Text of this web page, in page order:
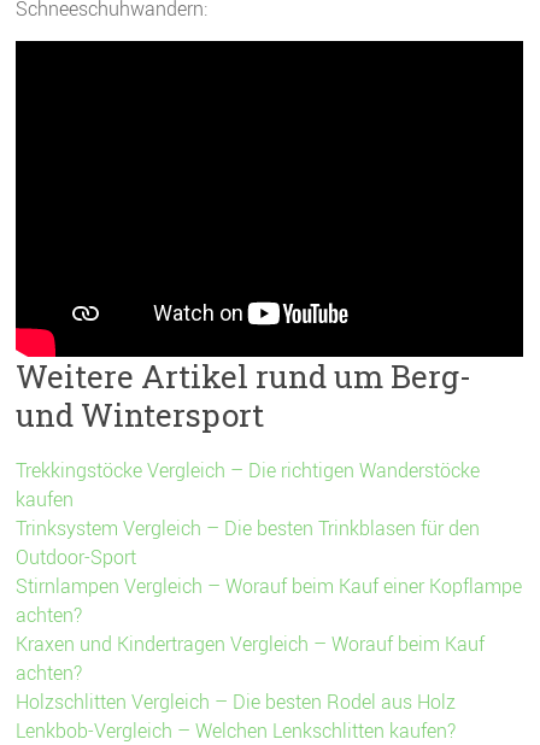
Schneeschuhwandern:
Weitere Artikel rund um Berg-
und Wintersport
Trekkingstöcke Vergleich – Die richtigen Wanderstöcke
kaufen
Trinksystem Vergleich – Die besten Trinkblasen für den
Outdoor-Sport
Stirnlampen Vergleich – Worauf beim Kauf einer Kopflampe
achten?
Kraxen und Kindertragen Vergleich – Worauf beim Kauf
achten?
Holzschlitten Vergleich – Die besten Rodel aus Holz
Lenkbob-Vergleich – Welchen Lenkschlitten kaufen?